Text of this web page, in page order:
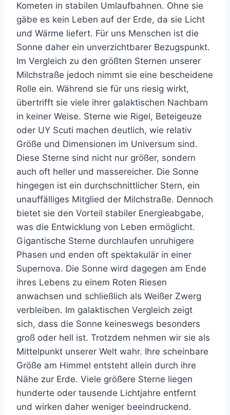
Kometen in stabilen Umlaufbahnen. Ohne sie
gäbe es kein Leben auf der Erde, da sie Licht
und Wärme liefert. Für uns Menschen ist die
Sonne daher ein unverzichtbarer Bezugspunkt.
Im Vergleich zu den größten Sternen unserer
Milchstraße jedoch nimmt sie eine bescheidene
Rolle ein. Während sie für uns riesig wirkt,
übertrifft sie viele ihrer galaktischen Nachbarn
in keiner Weise. Sterne wie Rigel, Beteigeuze
oder UY Scuti machen deutlich, wie relativ
Größe und Dimensionen im Universum sind.
Diese Sterne sind nicht nur größer, sondern
auch oft heller und massereicher. Die Sonne
hingegen ist ein durchschnittlicher Stern, ein
unauffälliges Mitglied der Milchstraße. Dennoch
bietet sie den Vorteil stabiler Energieabgabe,
was die Entwicklung von Leben ermöglicht.
Gigantische Sterne durchlaufen unruhigere
Phasen und enden oft spektakulär in einer
Supernova. Die Sonne wird dagegen am Ende
ihres Lebens zu einem Roten Riesen
anwachsen und schließlich als Weißer Zwerg
verbleiben. Im galaktischen Vergleich zeigt
sich, dass die Sonne keineswegs besonders
groß oder hell ist. Trotzdem nehmen wir sie als
Mittelpunkt unserer Welt wahr. Ihre scheinbare
Größe am Himmel entsteht allein durch ihre
Nähe zur Erde. Viele größere Sterne liegen
hunderte oder tausende Lichtjahre entfernt
und wirken daher weniger beeindruckend.